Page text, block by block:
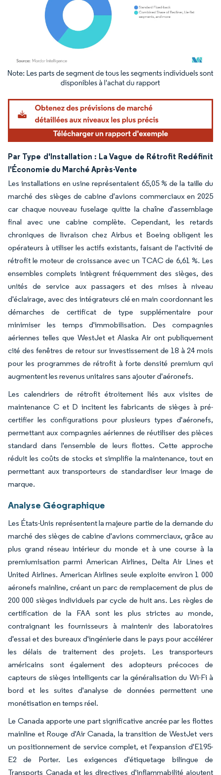
Image © Mordor Intelligence. La réutilisation nécessite une attribution sous CC BY
Par Type d'Installation : La Vague de Rétrofit Redéfinit
l'Économie du Marché Après-Vente
Les installations en usine représentaient 65,05 % de la taille du
marché des sièges de cabine d'avions commerciaux en 2025
car chaque nouveau fuselage quitte la chaîne d'assemblage
final avec une cabine complète. Cependant, les retards
chroniques de livraison chez Airbus et Boeing obligent les
opérateurs à utiliser les actifs existants, faisant de l'activité de
rétrofit le moteur de croissance avec un TCAC de 6,61 %. Les
ensembles complets intègrent fréquemment des sièges, des
unités de service aux passagers et des mises à niveau
d'éclairage, avec des intégrateurs clé en main coordonnant les
démarches de certificat de type supplémentaire pour
minimiser les temps d'immobilisation. Des compagnies
aériennes telles que WestJet et Alaska Air ont publiquement
cité des fenêtres de retour sur investissement de 18 à 24 mois
pour les programmes de rétrofit à forte densité premium qui
augmentent les revenus unitaires sans ajouter d'aéronefs.
Les calendriers de rétrofit étroitement liés aux visites de
maintenance C et D incitent les fabricants de sièges à pré-
certifier les configurations pour plusieurs types d'aéronefs,
permettant aux compagnies aériennes de réutiliser des pièces
standard dans l'ensemble de leurs flottes. Cette approche
réduit les coûts de stocks et simplifie la maintenance, tout en
permettant aux transporteurs de standardiser leur image de
marque.
Analyse Géographique
Les États-Unis représentent la majeure partie de la demande du
marché des sièges de cabine d'avions commerciaux, grâce au
plus grand réseau intérieur du monde et à une course à la
premiumisation parmi American Airlines, Delta Air Lines et
United Airlines. American Airlines seule exploite environ 1 000
aéronefs mainline, créant un parc de remplacement de plus de
200 000 sièges individuels par cycle de huit ans. Les règles de
certification de la FAA sont les plus strictes au monde,
contraignant les fournisseurs à maintenir des laboratoires
d'essai et des bureaux d'ingénierie dans le pays pour accélérer
les délais de traitement des projets. Les transporteurs
américains sont également des adopteurs précoces de
capteurs de sièges intelligents car la généralisation du Wi-Fi à
bord et les suites d'analyse de données permettent une
monétisation en temps réel.
Le Canada apporte une part significative ancrée par les flottes
mainline et Rouge d'Air Canada, la transition de WestJet vers
un positionnement de service complet, et l'expansion d'E195-
E2 de Porter. Les exigences d'étiquetage bilingue de
Transports Canada et les directives d'inflammabilité ajoutent